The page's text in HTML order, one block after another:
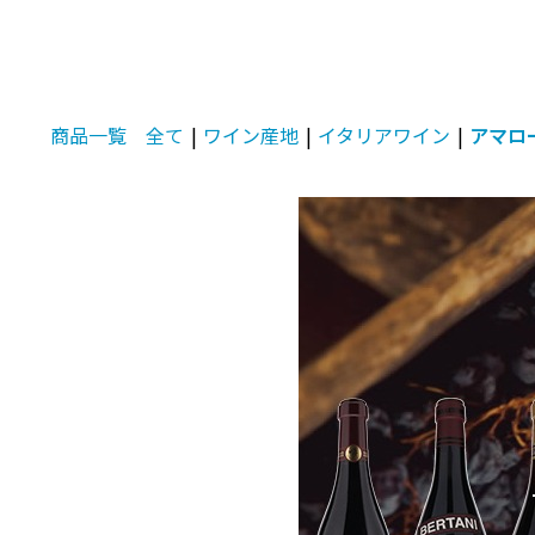
商品一覧 全て | ワイン産地 | イタリアワイン | アマロ